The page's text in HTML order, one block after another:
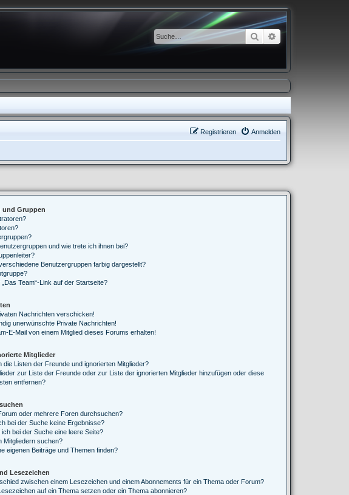
Suche Erweiterte Suche
Anmelden
Registrieren
und Gruppen
und wie trete ich ihnen bei?
Benutzergruppen farbig dargestellt?
Team“-Link auf der Startseite?
Nachrichten verschicken!
unerwünschte Private Nachrichten!
E-Mail von einem Mitglied dieses Forums erhalten!
Mitglieder
die Listen der Freunde und ignorierten Mitglieder?
zur Liste der Freunde oder zur Liste der ignorierten Mitglieder hinzufügen oder diese
entfernen?
oder mehrere Foren durchsuchen?
bei der Suche keine Ergebnisse?
bei der Suche eine leere Seite?
Mitgliedern suchen?
eigenen Beiträge und Themen finden?
Lesezeichen
zwischen einem Lesezeichen und einem Abonnements für ein Thema oder Forum?
auf ein Thema setzen oder ein Thema abonnieren?